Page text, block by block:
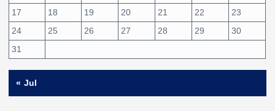
17
18 19 20 21 22
23
24
25 26 27 28 29
30
31
« Jul